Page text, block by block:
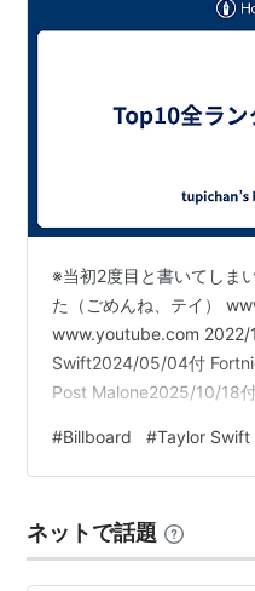
※当初2度目と書いてしま
た（ごめんね、テイ）
www.youtube.com
Swift2024/05/04付
Post Malone2025/10/18
ー・スウィフトが達成し
イターのマックス・マー
位…
#Billboard #Taylor Swift
ネットで話題